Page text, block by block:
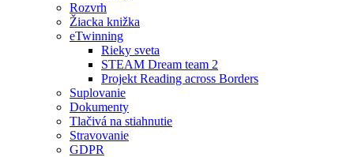
Rozvrh
Žiacka knižka
eTwinning
Rieky sveta
STEAM Dream team 2
Projekt Reading across Borders
Suplovanie
Dokumenty
Tlačivá na stiahnutie
Stravovanie
GDPR